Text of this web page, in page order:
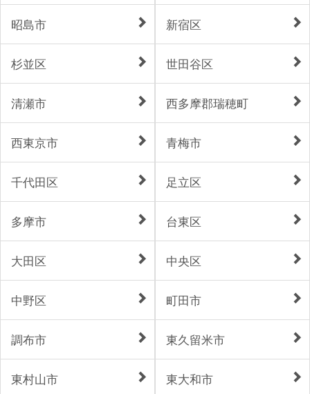
昭島市
杉並区
清瀬市
西東京市
千代田区
多摩市
大田区
中野区
調布市
東村山市
新宿区
世田谷区
西多摩郡瑞穂町
青梅市
足立区
台東区
中央区
町田市
東久留米市
東大和市